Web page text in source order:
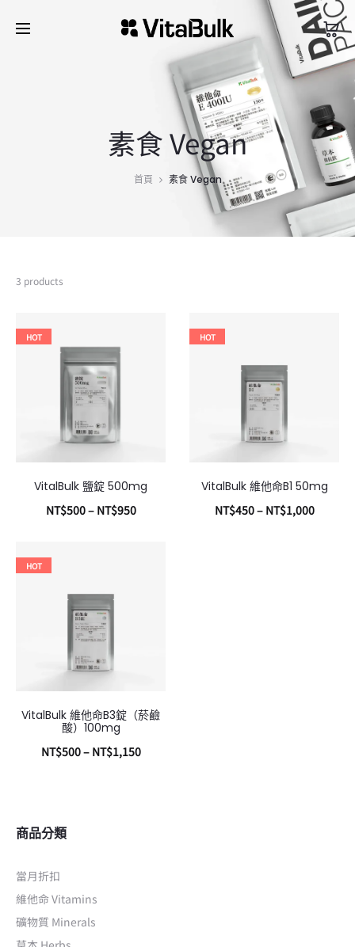
素食 Vegan
首頁 素食 Vegan
3 products
HOT
VitalBulk 鹽錠 500mg
NT$500– NT$950
HOT
VitalBulk 維他命B1 50mg
NT$450– NT$1,000
HOT
VitalBulk 維他命B3錠（菸鹼
酸）100mg
NT$500– NT$1,150
商品分類
當月折扣
維他命 Vitamins
礦物質 Minerals